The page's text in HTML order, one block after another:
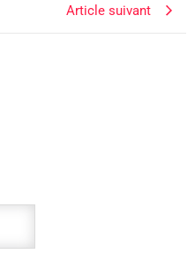
Article suivant